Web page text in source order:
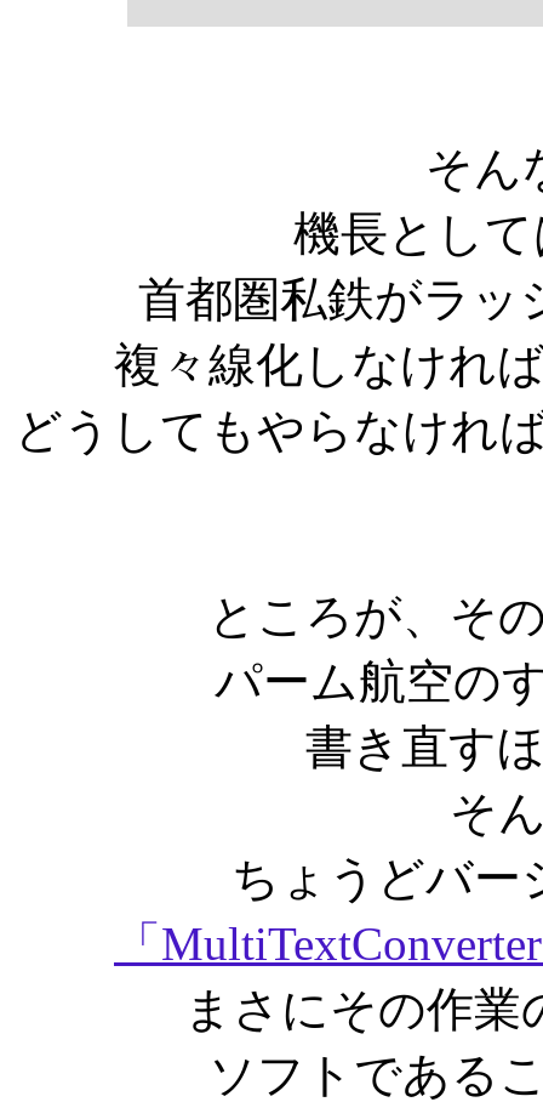
そん
機長とし
首都圏私鉄がラッ
複々線化しなけれ
どうしてもやらなけれ
ところが、そ
パーム航空の
書き直す
そ
ちょうどバー
「
まさにその作
ソフトである